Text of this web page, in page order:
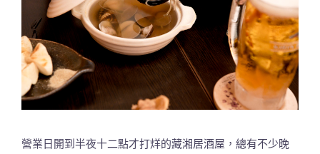
營業日開到半夜十二點才打烊的藏湘居酒屋，總有不少晚